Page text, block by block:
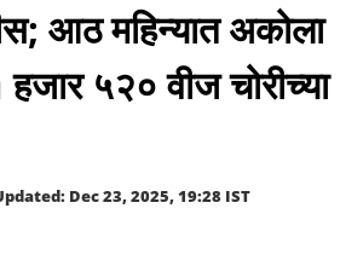
आठ महिन्यात अकोला
५२० वीज चोरीच्या
Dec 23, 2025, 19:28 IST